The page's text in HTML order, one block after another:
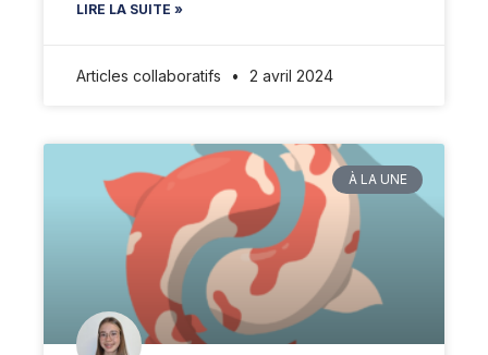
LIRE LA SUITE »
Articles collaboratifs 2 avril 2024
À LA UNE